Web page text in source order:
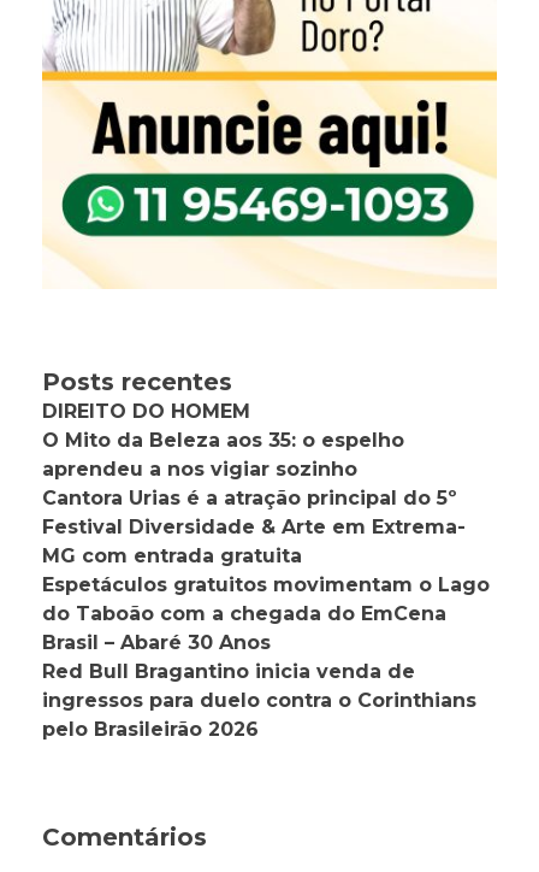
Posts recentes
DIREITO DO HOMEM
O Mito da Beleza aos 35: o espelho
aprendeu a nos vigiar sozinho
Cantora Urias é a atração principal do 5º
Festival Diversidade & Arte em Extrema-
MG com entrada gratuita
Espetáculos gratuitos movimentam o Lago
do Taboão com a chegada do EmCena
Brasil – Abaré 30 Anos
Red Bull Bragantino inicia venda de
ingressos para duelo contra o Corinthians
pelo Brasileirão 2026
Comentários